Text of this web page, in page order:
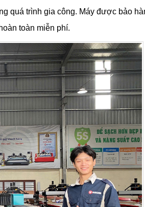
quá trình gia công. Máy được bảo
toàn miễn phí.